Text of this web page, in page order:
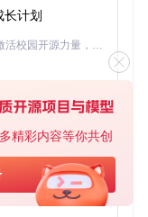
精彩内容等你共创
长计划
「源启盛夏」暑期校园开发者成长计划旨在激活校园开源力量，通过积分激励、认证扶持、资源倾斜等形式，引导高校组织和开发者完成「入驻 — 建项目 — 做贡献 — 获认证 — 得资源」的完整闭环。无论你是想带领社团入驻平台的组织者，还是希望用代码贡献证明自己的开发者，都能在这里找到属于你的成长路径。
基于Python的Xiaozhi AI，适用于想要完整Xiaozhi体验而无需拥有专用硬件的用户。